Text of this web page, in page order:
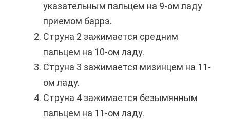
указательным пальцем на 9-ом ладу
приемом баррэ.
Струна 2 зажимается средним
пальцем на 10-ом ладу.
Струна 3 зажимается мизинцем на 11-
ом ладу.
Струна 4 зажимается безымянным
пальцем на 11-ом ладу.